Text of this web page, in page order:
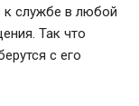
к службе в любой
Так что
с его